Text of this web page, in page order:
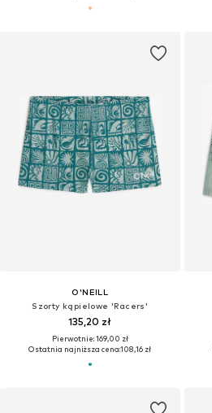
O'NEILL
Szorty kąpielowe 'Racers'
135,20 zł
Pierwotnie: 169,00 zł
Ostatnia najniższa cena:108,16 zł